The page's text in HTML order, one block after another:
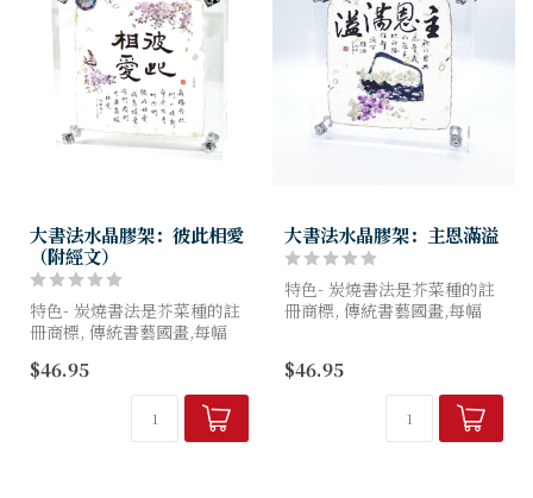
大書法水晶膠架：彼此相愛
（附經文）
特色- 炭燒書法是芥菜種的註
冊商標, 傳統書藝國畫,每幅
狀各異, 亞加力底面螺絲固定
$46.95
大書法水晶膠架：主恩滿溢
特色- 炭燒書法是芥菜種的註
冊商標, 傳統書藝國畫,每幅
$46.95